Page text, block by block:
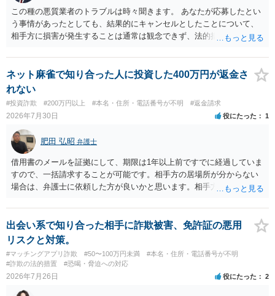
この種の悪質業者のトラブルは時々聞きます。 あなたが応募したとい
う事情があったとしても、結果的にキャンセルとしたことについて、
相手方に損害が発生することは通常は観念できず、法的措置を採って
ず、最寄りの消費生活センターへ相談し、連絡を無視してよいかどう
かのアドバイスを受けられることをお勧めします。しつこいようであ
れば、弁護士へ依頼して警告してもらうことも必要になるかもしれま
せん。
ネット麻雀で知り合った人に投資した400万円が返金さ
れない
#投資詐欺 #200万円以上 #本名・住所・電話番号が不明 #返金請求
2026年7月30日 役にたった 1
肥田 弘昭 弁護士
借用書のメールを証拠にして、期限は1年以上前ですでに経過していま
すので、一括請求することが可能です。相手方の居場所が分からない
場合は、弁護士に依頼した方が良いかと思います。相手方の居場所が
さい。
出会い系で知り合った相手に詐欺被害、免許証の悪用
リスクと対策。
#マッチングアプリ詐欺 #50〜100万円未満
#本名・住所・電話番号が不明
#詐欺の法的措置
#恐喝・脅迫への対応
2026年7月26日 役にたった 2